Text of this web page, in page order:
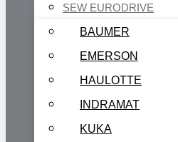
SEW EURODRIVE
BAUMER
EMERSON
HAULOTTE
INDRAMAT
KUKA